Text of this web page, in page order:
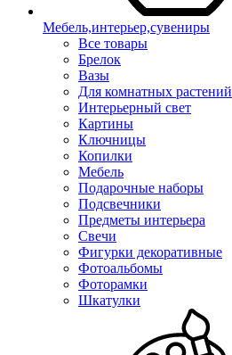
Мебель,интерьер,сувениры
Все товары
Брелок
Вазы
Для комнатных растений
Интерьерный свет
Картины
Ключницы
Копилки
Мебель
Подарочные наборы
Подсвечники
Предметы интерьера
Свечи
Фигурки декоративные
Фотоальбомы
Фоторамки
Шкатулки